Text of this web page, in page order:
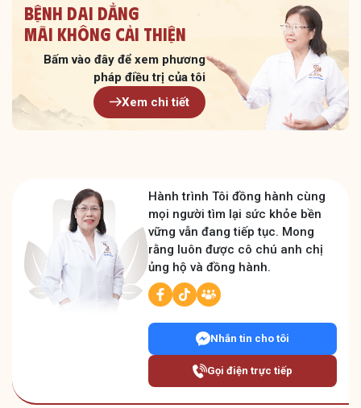
Bệnh dai dẳng
Mãi không cải thiện
Bấm vào đây để xem phương
pháp điều trị của tôi
Xem chi tiết
Hành trình Tôi đồng hành cùng
mọi người tìm lại sức khỏe bền
vững vẫn đang tiếp tục. Mong
rằng luôn được cô chú anh chị
ủng hộ và đồng hành.
Nhắn tin cho tôi
Gọi điện trực tiếp